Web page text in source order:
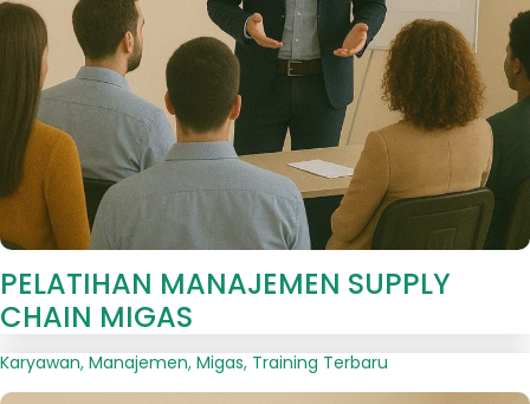
PELATIHAN MANAJEMEN SUPPLY
CHAIN MIGAS
Karyawan, Manajemen, Migas, Training Terbaru